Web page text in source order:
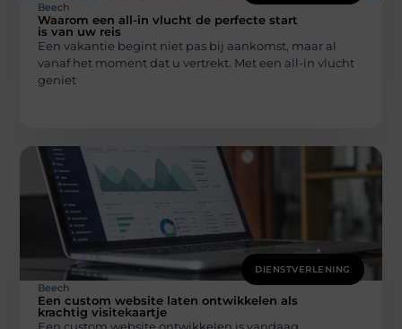
Beech
Waarom een all-in vlucht de perfecte start
is van uw reis
Een vakantie begint niet pas bij aankomst, maar al
vanaf het moment dat u vertrekt. Met een all-in vlucht
geniet
DIENSTVERLENING
Beech
Een custom website laten ontwikkelen als
krachtig visitekaartje